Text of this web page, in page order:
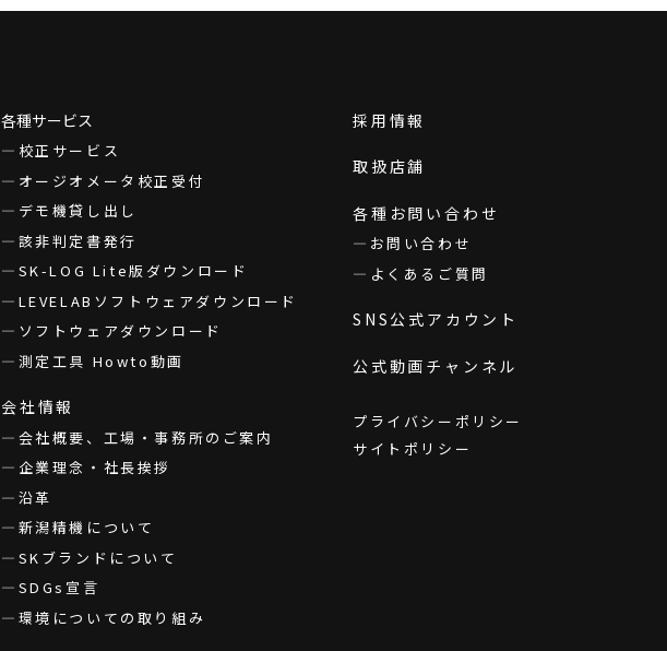
各種サービス
校正サービス
オージオメータ校正受付
デモ機貸し出し
該非判定書発行
SK-LOG Lite版ダウンロード
LEVELABソフトウェアダウンロード
ソフトウェアダウンロード
測定工具 Howto動画
会社情報
会社概要、工場・事務所のご案内
企業理念・社長挨拶
沿革
新潟精機について
SKブランドについて
SDGs宣言
環境についての取り組み
採用情報
取扱店舗
各種お問い合わせ
お問い合わせ
よくあるご質問
SNS公式アカウント
公式動画チャンネル
プライバシーポリシー
サイトポリシー